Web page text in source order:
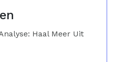
Haal Meer Uit